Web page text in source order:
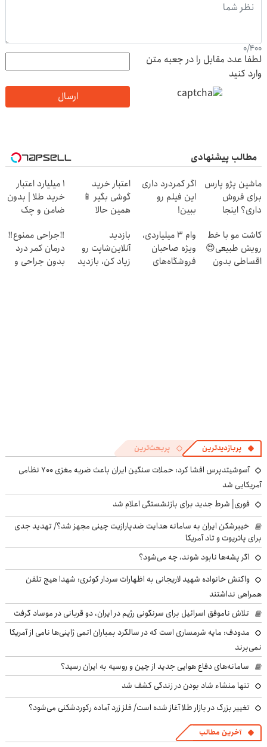
0/400
لطفا عدد مقابل را در جعبه متن
وارد کنید
ارسال
مطالب پیشنهادی
ماشین پژو پارس
برای فروش
داری؟ اینجا
اگر کمردرد داری
این فیلم رو
ببین!
پر کن◖
اعتبار خرید
گوشی بگیر 📱
همین حالا
بده 🎯
۱ میلیارد اعتبار
خرید طلا | بدون
ضامن و چک
کاشت مو با خط
رویش طبیعی😍
اقساطی بدون
وام ۳ میلیاردی،
ویژه صاحبان
فروشگاه‌های
بازدید
آنلاین‌شاپت رو
زیاد کن، بازدید
‼️جراحی ممنوع‼️
درمان کمر درد
بدون جراحی و
پربازدیدترین پربحث‌ترین
آسوشیتدپرس افشا کرد: حملات سنگین ایران باعث ضربه مغزی ۷۰۰ نظامی
آمریکایی شد
فوری| شرط جدید برای بازنشستگی اعلام شد
خیبرشکن ایران به سامانه هدایت ضدپارازیت چینی مجهز شد؟/ تهدید جدی
برای پاتریوت و تاد آمریکا
اگر پشه‌ها نابود شوند، چه می‌شود؟
واکنش خانواده شهید لاریجانی به اظهارات سردار کوثری: شهدا هیچ تلفن
همراهی نداشتند
تلاش ناموفق اسرائیل برای سرنگونی رژیم در ایران، دو قربانی در موساد گرفت
مدودف: مایه شرمساری است که در سالگرد بمباران اتمی ژاپنی‌ها نامی از آمریکا
نمی‌برند
سامانه‌های دفاع هوایی جدید از چین و روسیه به ایران رسید؟
تنها منشاء شاد بودن در زندگی کشف شد
تغییر بزرگ در بازار طلا آغاز شده است/ فلز زرد آماده رکوردشکنی می‌شود؟
آخرین مطالب